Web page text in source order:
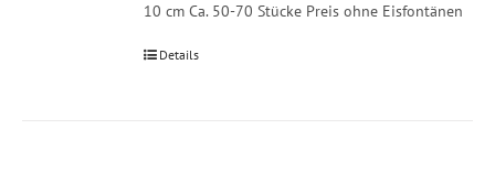
10 cm Ca. 50-70 Stücke Preis ohne Eisfontänen
Details